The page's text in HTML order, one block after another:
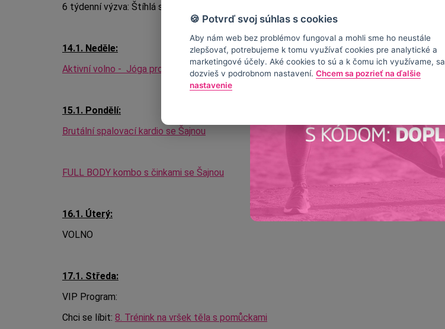
6 týdenní výzva: Štíhlá stehna:
14.1. Neděle:
Aktivní volno - Jóga pro mírně pokročilé I.
15.1. Pondělí:
Brutální spalovací kardio se Šajnou
FULL BODY kombo s činkami se Šajnou
16.1. Úterý:
VOLNO
17.1. Středa:
VIP Program:
Chci se líbit: 8. Trénink na vršek těla s pomůckami
🍪 Potvrď svoj súhlas s cookies
Aby nám web bez problémov fungoval a mohli sme ho neustále
zlepšovať, potrebujeme k tomu využívať cookies pre analytické a
marketingové účely. Aké cookies to sú a k čomu ich využívame, sa
dozvieš v podrobnom nastavení. Chcem sa pozrieť na ďalšie
nastavenie